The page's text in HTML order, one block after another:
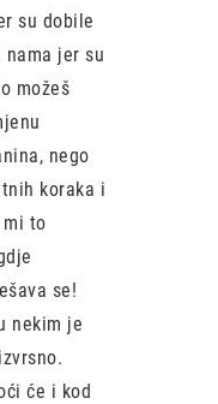
su dobile
jer su
možeš
nego
koraka i
to
se!
nekim je
će i kod